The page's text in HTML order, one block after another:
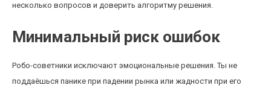
несколько вопросов и доверить алгоритму решения.
Минимальный риск ошибок
Робо-советники исключают эмоциональные решения. Ты не
поддаёшься панике при падении рынка или жадности при его